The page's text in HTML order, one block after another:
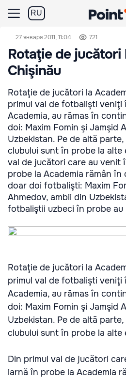
RU
27 января 2011, 11:04 721
Rotaţie de jucători
Chişinău
Rotaţie de jucători la
primul val de fotbalişti veniţi
Academia, au rămas în
doi: Maxim Fomin şi Jamşid
Uzbekistan. Pe de altă
clubului sunt în probe la alte
val de jucători care au venit
probe la Academia rămân
doar doi fotbalişti: Maxim
Ahmedov, ambii din
fotbaliştii uzbeci în probe au
Rotaţie de jucători la
primul val de fotbalişti veniţi
Academia, au rămas în
doi: Maxim Fomin şi Jamşid
Uzbekistan. Pe de altă
clubului sunt în probe la alte
Din primul val de jucători
iarnă în probe la Academia